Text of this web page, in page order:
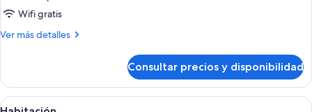
fotos
de
Wifi gratis
Ver más detalles
Más
Consultar precios y disponibilidad
Abrir
Una cama bien hecha con un
6